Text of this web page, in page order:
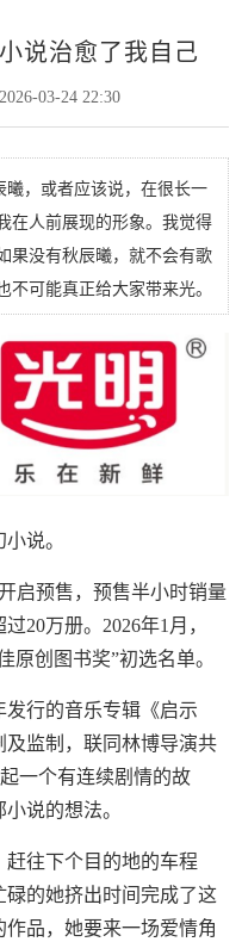
说治愈了我自己
2026-03-24 22:30
曦，或者应该说，在很长一
在人前展现的形象。我觉得
果没有秋辰曦，就不会有歌
不可能真正给大家带来光。
说。
启预售，预售半小时销量
20万册。2026年1月，
原创图书奖”初选名单。
发行的音乐专辑《启示
监制，联同林博导演共
一个有连续剧情的故
说的想法。
往下个目的地的车程
的她挤出时间完成了这
品，她要来一场爱情角